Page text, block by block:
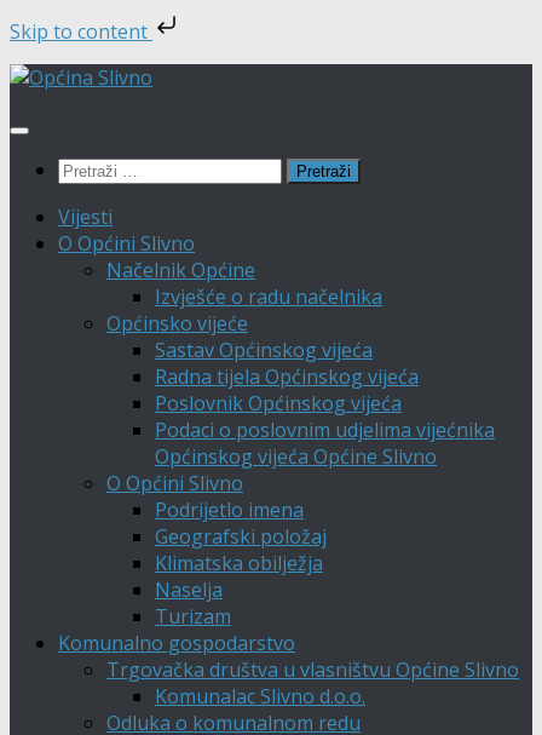
Skip to content
Skip
content
Pretraži:
Vijesti
O Općini Slivno
Načelnik Općine
Izvješće o radu načelnika
Općinsko vijeće
Sastav Općinskog vijeća
Radna tijela Općinskog vijeća
Poslovnik Općinskog vijeća
Podaci o poslovnim udjelima vijećnika
Općinskog vijeća Općine Slivno
O Općini Slivno
Podrijetlo imena
Geografski položaj
Klimatska obilježja
Naselja
Turizam
Komunalno gospodarstvo
Trgovačka društva u vlasništvu Općine Slivno
Komunalac Slivno d.o.o.
Odluka o komunalnom redu